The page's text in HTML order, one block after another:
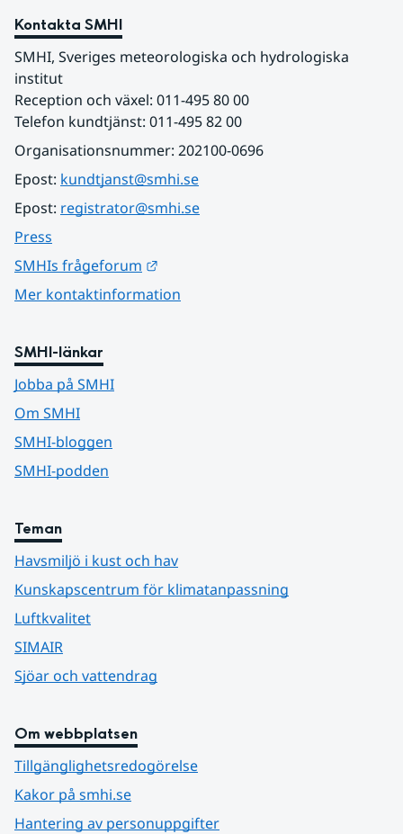
Kontakta SMHI
SMHI, Sveriges meteorologiska och hydrologiska
institut
Reception och växel: 011-495 80 00
Telefon kundtjänst: 011-495 82 00
Organisationsnummer: 202100-0696
Epost: kundtjanst@smhi.se
Epost: registrator@smhi.se
Press
SMHIs frågeforum
Mer kontaktinformation
SMHI-länkar
Jobba på SMHI
Om SMHI
SMHI-bloggen
SMHI-podden
Teman
Havsmiljö i kust och hav
Kunskapscentrum för klimatanpassning
Luftkvalitet
SIMAIR
Sjöar och vattendrag
Om webbplatsen
Tillgänglighetsredogörelse
Kakor på smhi.se
Hantering av personuppgifter